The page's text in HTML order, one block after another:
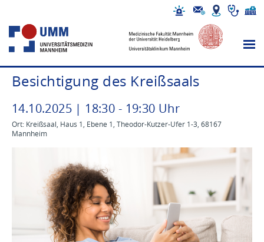
Besichtigung des Kreißsaals
14.10.2025 | 18:30 - 19:30 Uhr
Ort: Kreißsaal, Haus 1, Ebene 1, Theodor-Kutzer-Ufer 1-3, 68167
Mannheim